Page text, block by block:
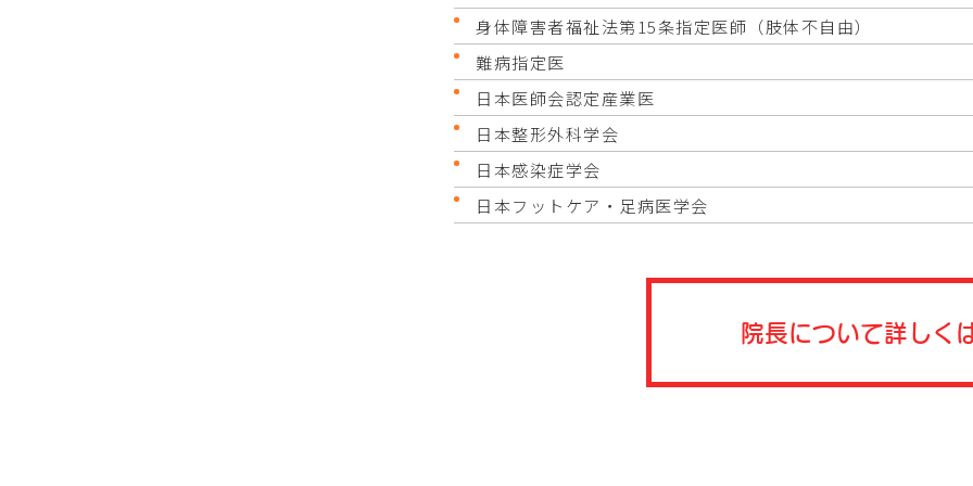
身体障害者福祉法第15条指定医師（肢体不自由）
難病指定医
日本医師会認定産業医
日本整形外科学会
日本感染症学会
日本フットケア・足病医学会
院長について詳しく